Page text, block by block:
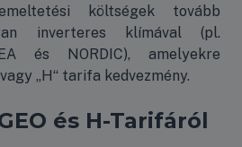
költségek tovább
inverteres klímával (pl.
és NORDIC), amelyekre
„H“ tarifa kedvezmény.
és H-Tarifáról